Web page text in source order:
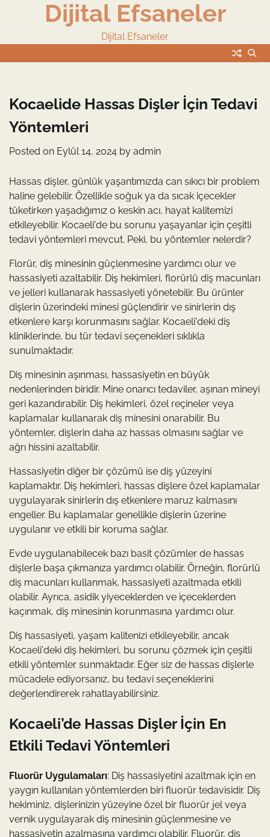
Dijital Efsaneler
Dijital Efsaneler
Kocaelide Hassas Dişler İçin Tedavi
Yöntemleri
Posted on Eylül 14, 2024 by admin
Hassas dişler, günlük yaşantımızda can sıkıcı bir problem
haline gelebilir. Özellikle soğuk ya da sıcak içecekler
tüketirken yaşadığımız o keskin acı, hayat kalitemizi
etkileyebilir. Kocaeli'de bu sorunu yaşayanlar için çeşitli
tedavi yöntemleri mevcut. Peki, bu yöntemler nelerdir?
Florür, diş minesinin güçlenmesine yardımcı olur ve
hassasiyeti azaltabilir. Diş hekimleri, florürlü diş macunları
ve jelleri kullanarak hassasiyeti yönetebilir. Bu ürünler
dişlerin üzerindeki minesi güçlendirir ve sinirlerin dış
etkenlere karşı korunmasını sağlar. Kocaeli'deki diş
kliniklerinde, bu tür tedavi seçenekleri sıklıkla
sunulmaktadır.
Diş minesinin aşınması, hassasiyetin en büyük
nedenlerinden biridir. Mine onarıcı tedaviler, aşınan mineyi
geri kazandırabilir. Diş hekimleri, özel reçineler veya
kaplamalar kullanarak diş minesini onarabilir. Bu
yöntemler, dişlerin daha az hassas olmasını sağlar ve
ağrı hissini azaltabilir.
Hassasiyetin diğer bir çözümü ise diş yüzeyini
kaplamaktır. Diş hekimleri, hassas dişlere özel kaplamalar
uygulayarak sinirlerin dış etkenlere maruz kalmasını
engeller. Bu kaplamalar genellikle dişlerin üzerine
uygulanır ve etkili bir koruma sağlar.
Evde uygulanabilecek bazı basit çözümler de hassas
dişlerle başa çıkmanıza yardımcı olabilir. Örneğin, florürlü
diş macunları kullanmak, hassasiyeti azaltmada etkili
olabilir. Ayrıca, asidik yiyeceklerden ve içeceklerden
kaçınmak, diş minesinin korunmasına yardımcı olur.
Diş hassasiyeti, yaşam kalitenizi etkileyebilir, ancak
Kocaeli'deki diş hekimleri, bu sorunu çözmek için çeşitli
etkili yöntemler sunmaktadır. Eğer siz de hassas dişlerle
mücadele ediyorsanız, bu tedavi seçeneklerini
değerlendirerek rahatlayabilirsiniz.
Kocaeli’de Hassas Dişler İçin En
Etkili Tedavi Yöntemleri
Fluorür Uygulamaları: Diş hassasiyetini azaltmak için en
yaygın kullanılan yöntemlerden biri fluorür tedavisidir. Diş
hekiminiz, dişlerinizin yüzeyine özel bir fluorür jel veya
vernik uygulayarak diş minesinin güçlenmesine ve
hassasiyetin azalmasına yardımcı olabilir. Fluorür, diş